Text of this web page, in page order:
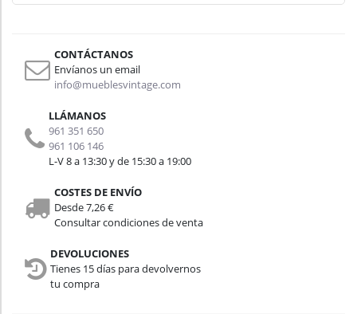
CONTÁCTANOS
Envíanos un email
info@mueblesvintage.com
LLÁMANOS
961 351 650
961 106 146
L-V 8 a 13:30 y de 15:30 a 19:00
COSTES DE ENVÍO
Desde 7,26 €
Consultar condiciones de venta
DEVOLUCIONES
Tienes 15 días para devolvernos
tu compra